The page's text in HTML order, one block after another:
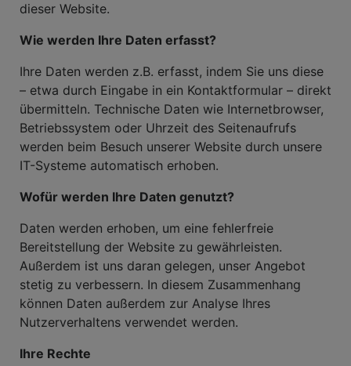
dieser Website.
Wie werden Ihre Daten erfasst?
Ihre Daten werden z.B. erfasst, indem Sie uns diese
– etwa durch Eingabe in ein Kontaktformular – direkt
übermitteln. Technische Daten wie Internetbrowser,
Betriebssystem oder Uhrzeit des Seitenaufrufs
werden beim Besuch unserer Website durch unsere
IT-Systeme automatisch erhoben.
Wofür werden Ihre Daten genutzt?
Daten werden erhoben, um eine fehlerfreie
Bereitstellung der Website zu gewährleisten.
Außerdem ist uns daran gelegen, unser Angebot
stetig zu verbessern. In diesem Zusammenhang
können Daten außerdem zur Analyse Ihres
Nutzerverhaltens verwendet werden.
Ihre Rechte